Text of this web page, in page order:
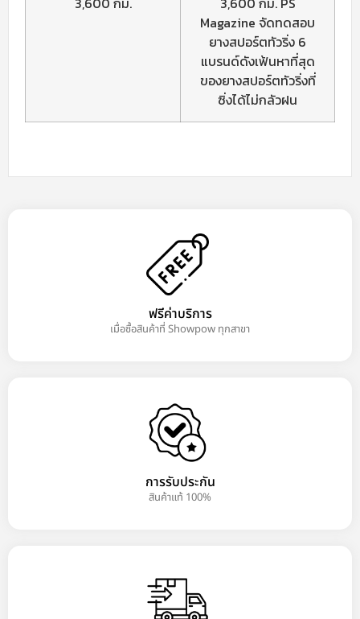
Magazine จัดทดสอบ
ยางสปอร์ตทัวริ่ง 6
แบรนด์ดังเฟ้นหาที่สุด
ของยางสปอร์ตทัวริ่งที่
ซิ่งได้ไม่กลัวฝน
ฟรีค่าบริการ
เมื่อซื้อสินค้าที่ Showpow ทุกสาขา
การรับประกัน
สินค้าแท้ 100%